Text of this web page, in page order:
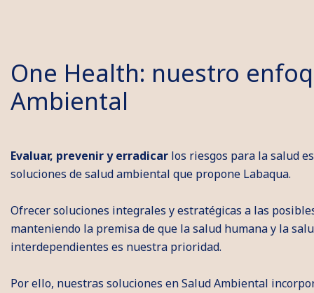
One Health: nuestro
Ambiental
Evaluar, prevenir y erradicar los riesgos para la salud
soluciones de salud ambiental que propone Labaqua.
Ofrecer soluciones integrales y estratégicas a las
manteniendo la premisa de que la salud humana y la
interdependientes es nuestra prioridad.
Por ello, nuestras soluciones en Salud Ambiental